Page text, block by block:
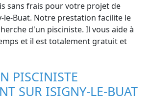
sans frais pour votre projet de
le-Buat. Notre prestation facilite le
d'un pisciniste. Il vous aide à
et il est totalement gratuit et
PISCINISTE
SUR ISIGNY-LE-BUAT